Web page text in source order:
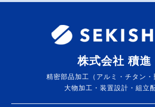
株式会社 積進
精密部品加工（アルミ・チタン・
大物加工・装置設計・組立